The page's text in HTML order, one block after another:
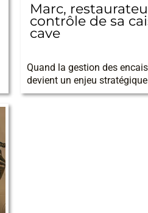
Marc,
contrôle de sa
cave
Quand la gestion des
devient un enjeu stratégique